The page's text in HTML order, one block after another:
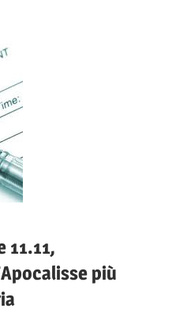
11.11,
più